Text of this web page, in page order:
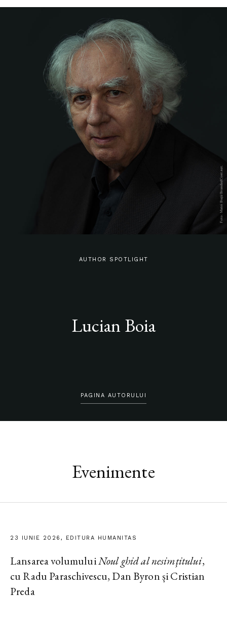
AUTHOR SPOTLIGHT
Lucian Boia
PAGINA AUTORULUI
Evenimente
23 IUNIE 2026, EDITURA HUMANITAS
Lansarea volumuluiNoul ghid al nesimțitului,
cu Radu Paraschivescu, Dan Byron și Cristian
Preda